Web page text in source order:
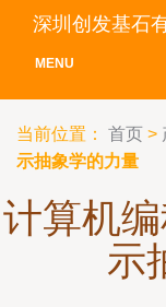
深圳创发基石
MENU
当前位置： 首页 >
示抽象学的力量
计算机
示